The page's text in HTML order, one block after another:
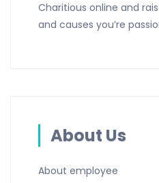
Charitious online and
and causes you’re
About Us
About employee